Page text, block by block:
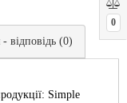
0
відповідь (0)
Simple